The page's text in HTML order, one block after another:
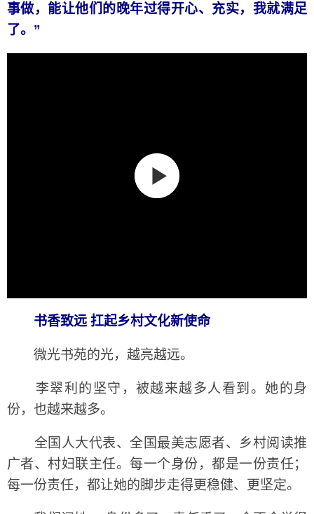
事做，能让他们的晚年过得开心、充实，我就满足
了。”
书香致远 扛起乡村文化新使命
微光书苑的光，越亮越远。
李翠利的坚守，被越来越多人看到。她的身
份，也越来越多。
全国人大代表、全国最美志愿者、乡村阅读推
广者、村妇联主任。每一个身份，都是一份责任；
每一份责任，都让她的脚步走得更稳健、更坚定。